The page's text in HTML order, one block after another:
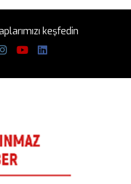
keşfedin